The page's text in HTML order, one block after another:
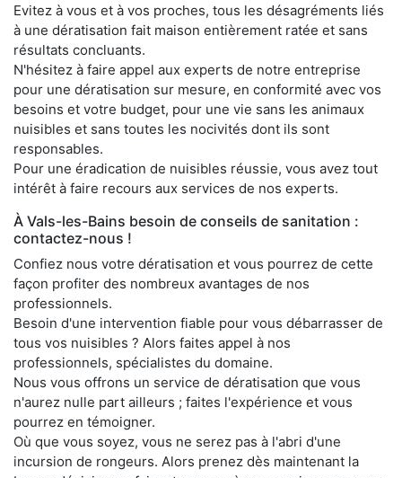
Evitez à vous et à vos proches, tous les désagréments liés
à une dératisation fait maison entièrement ratée et sans
résultats concluants.
N'hésitez à faire appel aux experts de notre entreprise
pour une dératisation sur mesure, en conformité avec vos
besoins et votre budget, pour une vie sans les animaux
nuisibles et sans toutes les nocivités dont ils sont
responsables.
Pour une éradication de nuisibles réussie, vous avez tout
intérêt à faire recours aux services de nos experts.
À Vals-les-Bains besoin de conseils de sanitation :
contactez-nous !
Confiez nous votre dératisation et vous pourrez de cette
façon profiter des nombreux avantages de nos
professionnels.
Besoin d'une intervention fiable pour vous débarrasser de
tous vos nuisibles ? Alors faites appel à nos
professionnels, spécialistes du domaine.
Nous vous offrons un service de dératisation que vous
n'aurez nulle part ailleurs ; faites l'expérience et vous
pourrez en témoigner.
Où que vous soyez, vous ne serez pas à l'abri d'une
incursion de rongeurs. Alors prenez dès maintenant la